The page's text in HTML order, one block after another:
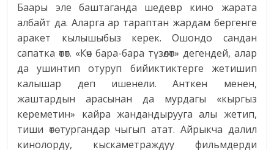
Баары эле баштаганда шедевр кино жарата
албайт да. Аларга ар тараптан жардам бергенге
аракет кылышыбыз керек. Ошондо сандан
сапатка өтөт. «Көч бара-бара түзөлөт» дегендей, алар
да ушинтип отуруп бийиктиктерге жетишип
калышар деп ишенели. Анткен менен,
жаштардын арасынан да мурдагы «кыргыз
кереметин» кайра жандандырууга алы жетип,
тиши өтө тургандар чыгып атат. Айрыкча далил
кинолорду, кыскаметраждуу фильмдерди